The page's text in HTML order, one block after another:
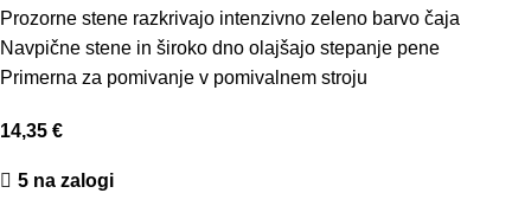
Prozorne stene razkrivajo intenzivno zeleno barvo čaja
Navpične stene in široko dno olajšajo stepanje pene
Primerna za pomivanje v pomivalnem stroju
14,35 €
5 na zalogi